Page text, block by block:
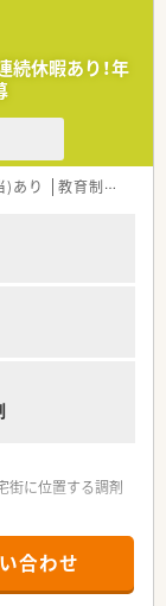
続休暇あり！年
)あり 教育制度あり
街に位置する調剤
、近隣の複数医
す。
フと協力しながら
合わせ